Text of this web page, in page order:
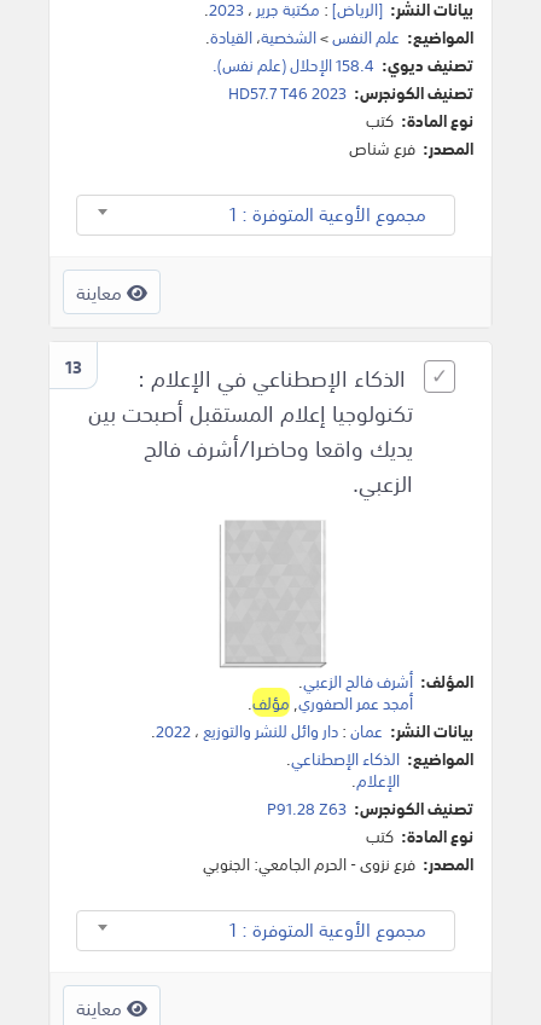
بيانات النشر: [الرياض]: مكتبة جرير ،2023
.
المواضيع: علم النفس>الشخصية،القيادة.
تصنيف ديوي: 158.4 الإحلال (علم نفس).
تصنيف الكونجرس: HD57.7 T46 2023
نوع المادة: كتب
المصدر: فرع شناص
مجموع الأوعية المتوفرة : 1
معاينة
13
الذكاء الإصطناعي في الإعلام :
تكنولوجيا إعلام المستقبل أصبحت بين
يديك واقعا وحاضرا/أشرف فالح
الزعبي.
المؤلف: أشرف فالح الزعبي.
أمجد عمر الصفوري,مؤلف.
بيانات النشر: عمان:دار وائل للنشر والتوزيع،2022
.
المواضيع: الذكاء الإصطناعي.
الإعلام.
تصنيف الكونجرس: P91.28 Z63
نوع المادة: كتب
المصدر: فرع نزوى - الحرم الجامعي: الجنوبي
مجموع الأوعية المتوفرة : 1
معاينة